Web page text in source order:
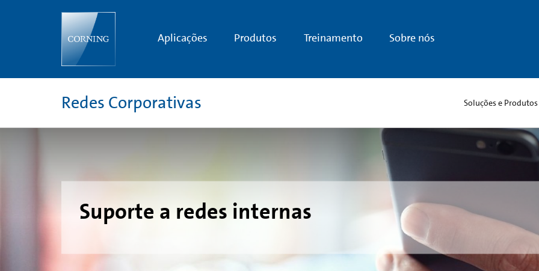
Aplicações Produtos Treinamento Sobre nós
Redes Corporativas Soluções e
Suporte a redes internas